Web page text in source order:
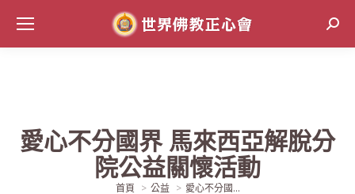
愛心不分國界 馬來西亞解脫分
院公益關懷活動
首頁 公益 愛心不分國...